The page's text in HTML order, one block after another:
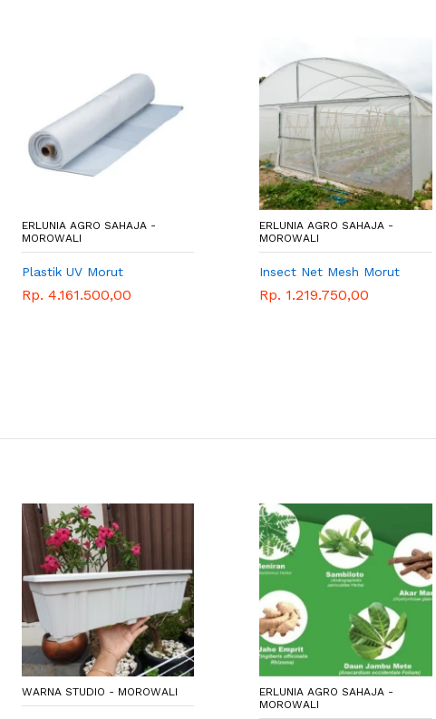
ERLUNIA AGRO SAHAJA -
MOROWALI
Plastik UV Morut
Rp. 4.161.500,00
ERLUNIA AGRO SAHAJA -
MOROWALI
Insect Net Mesh Morut
Rp. 1.219.750,00
WARNA STUDIO - MOROWALI
ERLUNIA AGRO SAHAJA -
MOROWALI